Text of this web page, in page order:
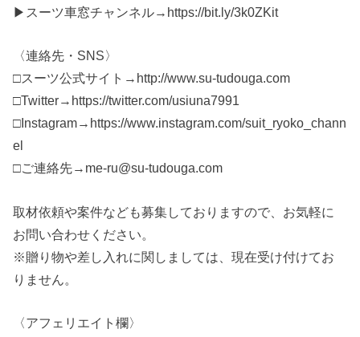
▶スーツ車窓チャンネル→https://bit.ly/3k0ZKit
〈連絡先・SNS〉
□スーツ公式サイト→http://www.su-tudouga.com
□Twitter→https://twitter.com/usiuna7991
□Instagram→https://www.instagram.com/suit_ryoko_chann
el
□ご連絡先→me-ru@su-tudouga.com
取材依頼や案件なども募集しておりますので、お気軽に
お問い合わせください。
※贈り物や差し入れに関しましては、現在受け付けてお
りません。
〈アフェリエイト欄〉